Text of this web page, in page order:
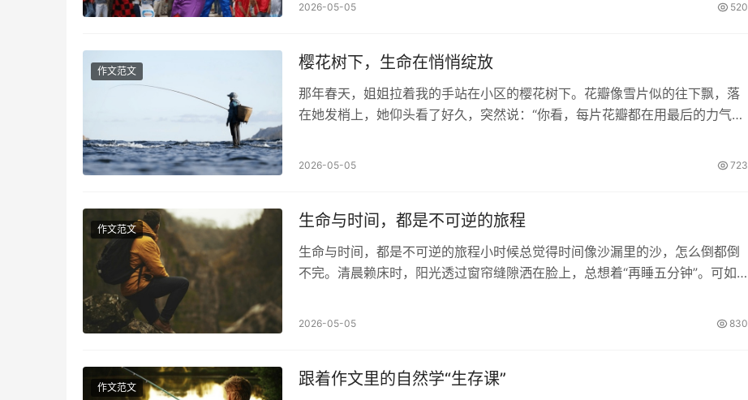
2026-05-05 520
作文范文 樱花树下，生命在悄悄绽放
那年春天，姐姐拉着我的手站在小区的樱花树下。花瓣像雪片似的往下飘，落
在她发梢上，她仰头看了好久，突然说：“你看，每片花瓣都在用最后的力气跳
2026-05-05 723
作文范文 生命与时间，都是不可逆的旅程
生命与时间，都是不可逆的旅程小时候总觉得时间像沙漏里的沙，怎么倒都倒
不完。清晨赖床时，阳光透过窗帘缝隙洒在脸上，总想着“再睡五分钟”。可如
2026-05-05 830
作文范文 跟着作文里的自然学“生存课”